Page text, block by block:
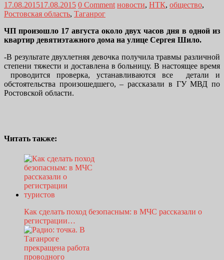
17.08.201517.08.2015 0 Comment новости, НТК, общество,
Ростовская область, Таганрог
ЧП произошло 17 августа около двух часов дня в одной из
квартир девятиэтажного дома на улице Сергея Шило.
-В результате двухлетняя девочка получила травмы различной
степени тяжести и доставлена в больницу. В настоящее время
проводится проверка, устанавливаются все детали и
обстоятельства произошедшего, – рассказали в ГУ МВД по
Ростовской области.
Читать также:
Как сделать поход безопасным: в МЧС рассказали о
регистрации…